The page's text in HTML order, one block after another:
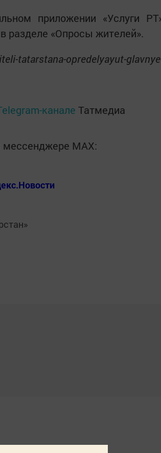
приложении «Услуги
разделе «Опросы жителей».
tatarstana-opredelyayut-
канале Татмедиа
мессенджере MАХ: